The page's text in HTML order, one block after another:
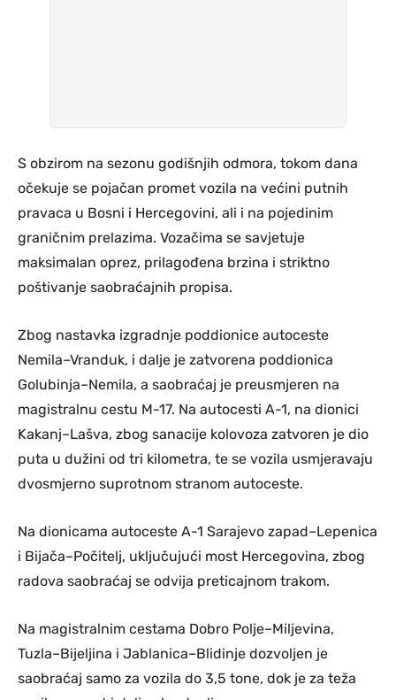
S obzirom na sezonu godišnjih odmora, tokom dana
očekuje se pojačan promet vozila na većini putnih
pravaca u Bosni i Hercegovini, ali i na pojedinim
graničnim prelazima. Vozačima se savjetuje
maksimalan oprez, prilagođena brzina i striktno
poštivanje saobraćajnih propisa.
Zbog nastavka izgradnje poddionice autoceste
Nemila–Vranduk, i dalje je zatvorena poddionica
Golubinja–Nemila, a saobraćaj je preusmjeren na
magistralnu cestu M-17. Na autocesti A-1, na dionici
Kakanj–Lašva, zbog sanacije kolovoza zatvoren je dio
puta u dužini od tri kilometra, te se vozila usmjeravaju
dvosmjerno suprotnom stranom autoceste.
Na dionicama autoceste A-1 Sarajevo zapad–Lepenica
i Bijača–Počitelj, uključujući most Hercegovina, zbog
radova saobraćaj se odvija preticajnom trakom.
Na magistralnim cestama Dobro Polje–Miljevina,
Tuzla–Bijeljina i Jablanica–Blidinje dozvoljen je
saobraćaj samo za vozila do 3,5 tone, dok je za teža